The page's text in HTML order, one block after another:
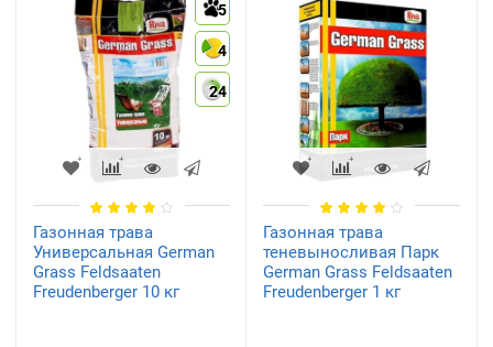
5
4
24
Газонная трава
Универсальная German
Grass Feldsaaten
Freudenberger 10 кг
Газонная трава
теневыносливая Парк
German Grass Feldsaaten
Freudenberger 1 кг